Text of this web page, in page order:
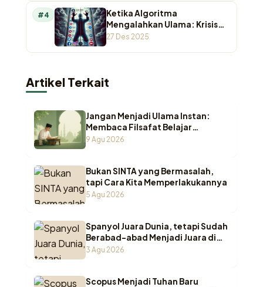
#4
Ketika Algoritma
Mengalahkan Ulama: Krisis
Otoritas Keagamaan di
27 Des 2025
Artikel Terkait
Jangan Menjadi Ulama Instan:
Membaca Filsafat Belajar
Pesantren dari Nama-Nama Kitab
9 Agu 2026
Bukan SINTA yang Bermasalah,
tapi Cara Kita Memperlakukannya
5 Agu 2026
Spanyol Juara Dunia, tetapi Sudah
Berabad-abad Menjadi Juara di
Pesantren Indonesia
3 Agu 2026
Scopus Menjadi Tuhan Baru